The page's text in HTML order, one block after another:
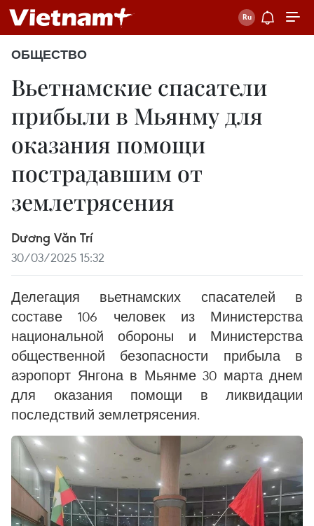
ОБЩЕСТВО
Вьетнамские спасатели
прибыли в Мьянму для
оказания помощи
пострадавшим от
землетрясения
Dương Văn Trí
30/03/2025 15:32
Делегация вьетнамских спасателей в
составе 106 человек из Министерства
национальной обороны и Министерства
общественной безопасности прибыла в
аэропорт Янгона в Мьянме 30 марта днем
для оказания помощи в ликвидации
последствий землетрясения.